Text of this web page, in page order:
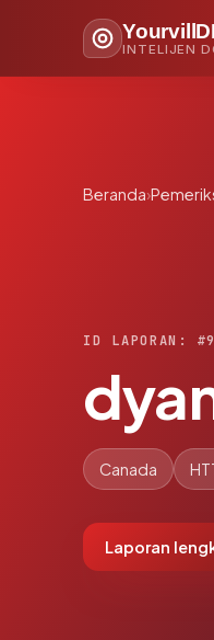
INTELIJEN
Beranda›
ID LAPORAN:
Canada
Laporan